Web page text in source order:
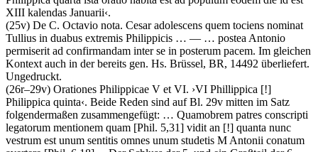
XIII kalendas Januarii‹.
(25v) De C. Octavio nota. Cesar adolescens quem tociens nominat
Tullius in duabus extremis Philippicis … — … postea Antonio
permiserit ad confirmandam inter se in posterum pacem. Im gleichen
Kontext auch in der bereits gen. Hs. Brüssel, BR, 14492 überliefert.
Ungedruckt.
(26r–29v) Orationes Philippicae V et VI. ›VI Phillippica [!]
Philippica quinta‹. Beide Reden sind auf Bl. 29v mitten im Satz
folgendermaßen zusammengefügt: … Quamobrem patres conscripti
legatorum mentionem quam [Phil. 5,31] vidit an [!] quanta nunc
vestrum est unum sentitis omnes unum studetis M Antonii conatum